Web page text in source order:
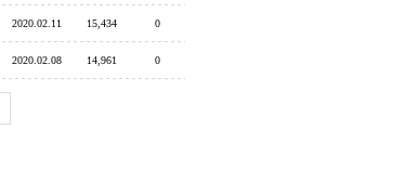
2020.02.11 15,434 0
2020.02.08 14,961 0